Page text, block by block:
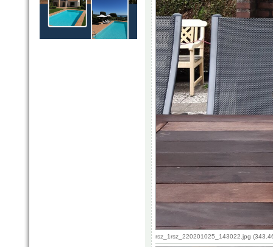
rsz_1rsz_220201025_143022.jpg